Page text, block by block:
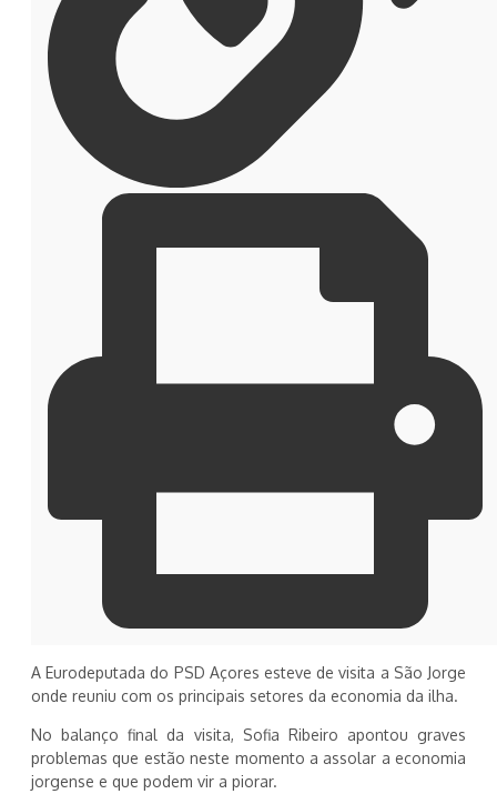
A Eurodeputada do PSD Açores esteve de visita a São Jorge
onde reuniu com os principais setores da economia da ilha.
No balanço final da visita, Sofia Ribeiro apontou graves
problemas que estão neste momento a assolar a economia
jorgense e que podem vir a piorar.